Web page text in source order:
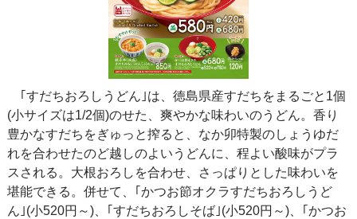
｢すだちおろしうどん｣は、徳島県産すだちをまるごと1個
(小サイズは1/2個)のせた、爽やかな味わいのうどん。香り
豊かなすだちをぎゅっと搾ると、なか卯特製のしょうゆだ
れを合わせたのど越しのよいうどんに、程よい酸味がプラ
スされる。大根おろしを合わせ、さっぱりとした味わいを
堪能できる。併せて、｢かつお節オクラすだちおろしうど
ん｣(小520円～)、｢すだちおろしそば｣(小520円～)、｢かつお